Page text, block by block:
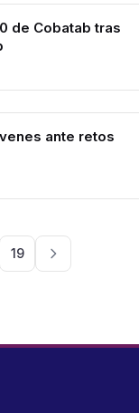
de Cobatab tras
ante retos
19